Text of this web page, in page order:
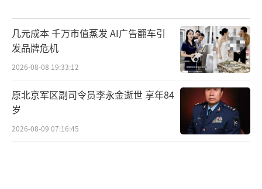
几元成本 千万市值蒸发 AI广告翻车引
发品牌危机
2026-08-08 19:33:12
原北京军区副司令员李永金逝世 享年84
岁
2026-08-09 07:16:45